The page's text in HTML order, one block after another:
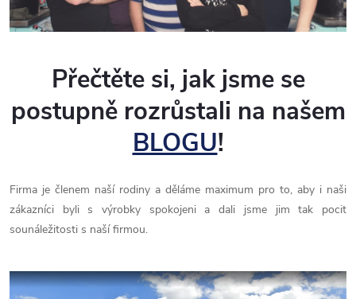
Přečtěte si, jak jsme se
postupně rozrůstali na našem
BLOGU!
Firma je členem naší rodiny a děláme maximum pro to, aby i naši
zákazníci byli s výrobky spokojeni a dali jsme jim tak pocit
sounáležitosti s naší firmou.